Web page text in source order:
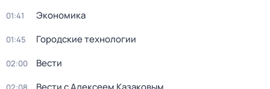
01:41 Экономика
01:45 Городские технологии
02:00 Вести